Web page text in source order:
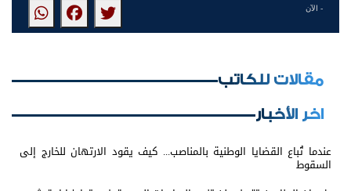
- الآن
مقالات للكاتب
اخر الأخبار
عندما تُباع القضايا الوطنية بالمناصب... كيف يقود الارتهان للخارج إلى
السقوط